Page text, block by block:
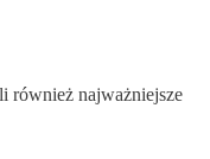
również najważniejsze